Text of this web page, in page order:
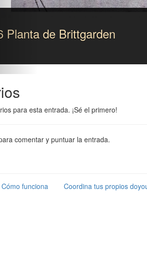
Planta de Brittgarden
para esta entrada. ¡Sé el primero!
comentar y puntuar la entrada.
Cómo funciona Coordina tus propios